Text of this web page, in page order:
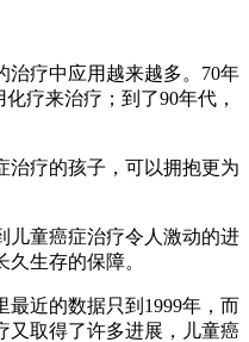
疗中应用越来越多。70年
疗来治疗；到了90年代，
疗的孩子，可以拥抱更为
童癌症治疗令人激动的进
生存的保障。
近的数据只到1999年，而
又取得了许多进展，儿童癌